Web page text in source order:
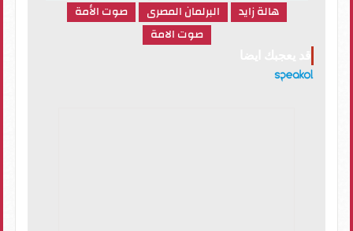
هالة زايد
البرلمان المصرى
صوت الأمة
صوت الامة